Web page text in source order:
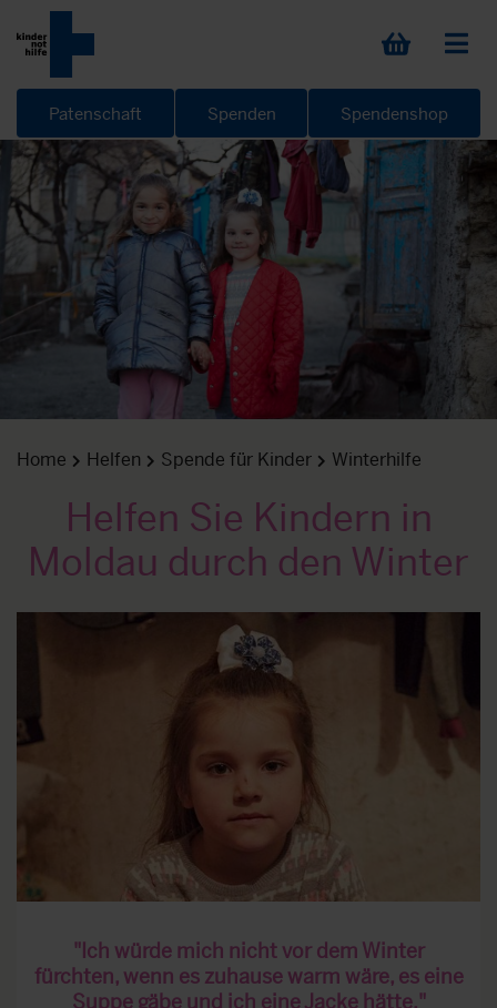
Patenschaft Spenden Spendenshop
Home Helfen Spende für Kinder Winterhilfe
Helfen Sie Kindern in
Moldau durch den Winter
"Ich würde mich nicht vor dem Winter
fürchten, wenn es zuhause warm wäre, es eine
Suppe gäbe und ich eine Jacke hätte."